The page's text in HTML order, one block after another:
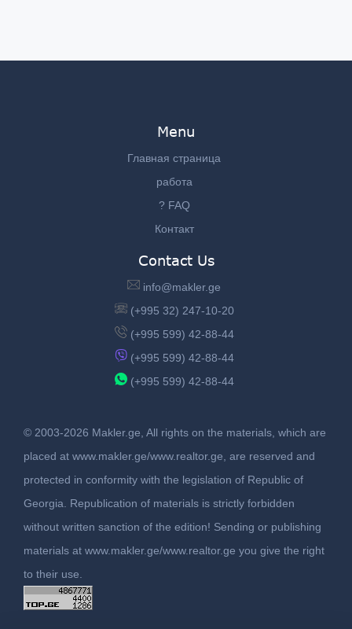
Menu
Главная страница
работа
? FAQ
Контакт
Contact Us
info@makler.ge
(+995 32) 247-10-20
(+995 599) 42-88-44
(+995 599) 42-88-44
(+995 599) 42-88-44
© 2003-2026 Makler.ge, All rights on the materials, which are
placed at www.makler.ge/www.realtor.ge, are reserved and
protected in conformity with the legislation of Republic of
Georgia. Republication of materials is strictly forbidden
without written sanction of the edition! Sending or publishing
materials at www.makler.ge/www.realtor.ge you give the right
to their use.